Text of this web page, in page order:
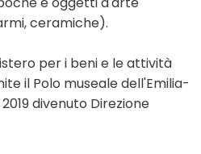
ceramiche).
per i beni e le attività
il Polo museale dell'Emilia-
divenuto Direzione